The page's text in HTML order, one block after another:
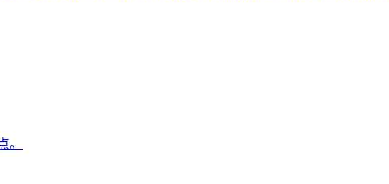
。